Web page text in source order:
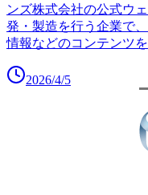
ンズ株式会社の公式ウ
発・製造を行う企業で
情報などのコンテンツ
2026/4/5